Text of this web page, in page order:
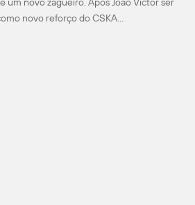
novo reforço do CSKA…